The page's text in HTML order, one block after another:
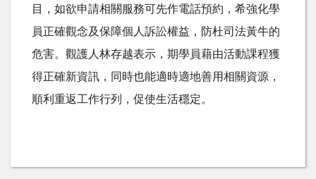
目，如欲申請相關服務可先作電話預約，希強化學
員正確觀念及保障個人訴訟權益，防杜司法黃牛的
危害。觀護人林存越表示，期學員藉由活動課程獲
得正確新資訊，同時也能適時適地善用相關資源，
順利重返工作行列，促使生活穩定。